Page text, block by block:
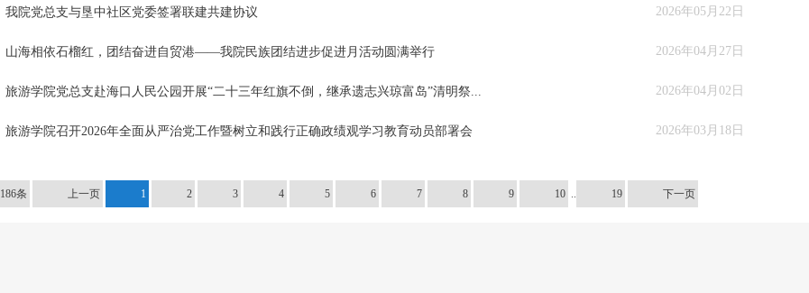
我院党总支与垦中社区党委签署联建共建协议 2026年05月22日
山海相依石榴红，团结奋进自贸港——我院民族团结进步促进月活动圆满举行 2026年04月27日
旅游学院党总支赴海口人民公园开展“二十三年红旗不倒，继承遗志兴琼富岛”清明祭... 2026年04月02日
旅游学院召开2026年全面从严治党工作暨树立和践行正确政绩观学习教育动员部署会 2026年03月18日
186条 上一页 1 2 3 4 5 6 7 8 9 10 .. 19 下一页